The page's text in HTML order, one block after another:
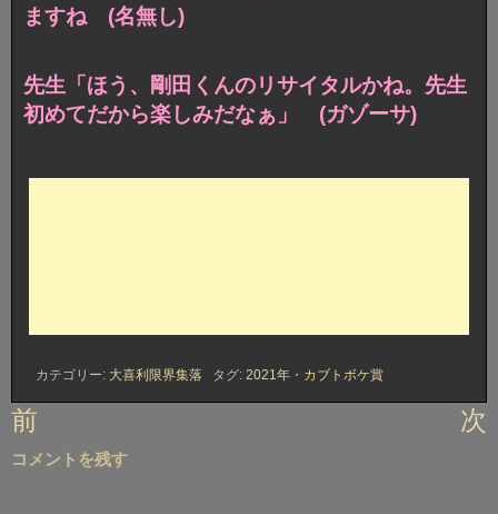
ますね (名無し)
先生「ほう、剛田くんのリサイタルかね。先生
初めてだから楽しみだなぁ」 (ガゾーサ)
カテゴリー: 大喜利限界集落 タグ: 2021年 ・ カブトボケ賞
投
ナ
前 次
コメントを残す